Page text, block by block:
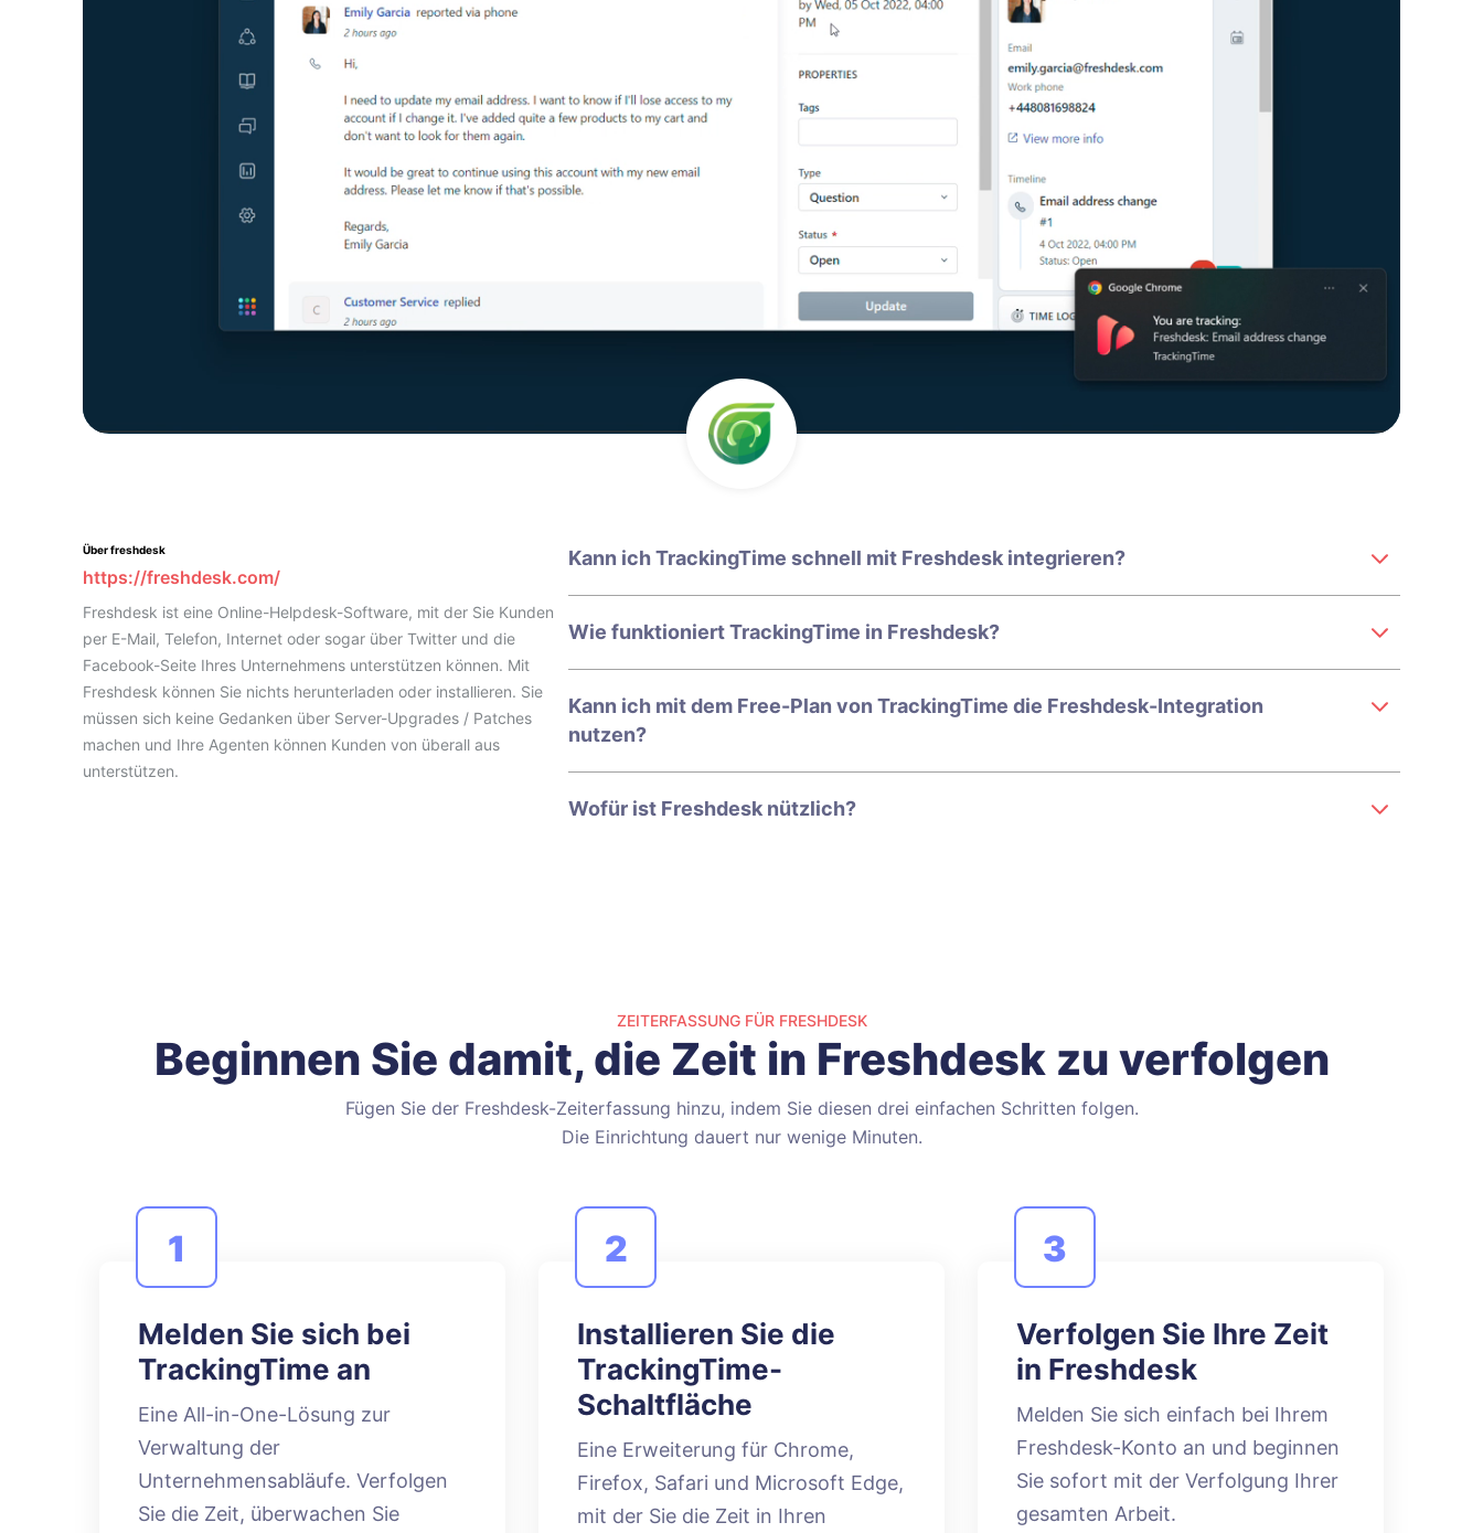
Über freshdesk
https://freshdesk.com/
Freshdesk ist eine Online-Helpdesk-Software, mit der Sie Kunden
per E-Mail, Telefon, Internet oder sogar über Twitter und die
Facebook-Seite Ihres Unternehmens unterstützen können. Mit
Freshdesk können Sie nichts herunterladen oder installieren. Sie
müssen sich keine Gedanken über Server-Upgrades / Patches
machen und Ihre Agenten können Kunden von überall aus
unterstützen.
Kann ich TrackingTime schnell mit Freshdesk integrieren?
Wie funktioniert TrackingTime in Freshdesk?
Kann ich mit dem Free-Plan von TrackingTime die Freshdesk-Integration
nutzen?
Wofür ist Freshdesk nützlich?
ZEITERFASSUNG FÜR FRESHDESK
Beginnen Sie damit, die Zeit in Freshdesk zu verfolgen
Fügen Sie der Freshdesk-Zeiterfassung hinzu, indem Sie diesen drei einfachen Schritten folgen.
Die Einrichtung dauert nur wenige Minuten.
1
Melden Sie sich bei
TrackingTime an
Eine All-in-One-Lösung zur
Verwaltung der
Unternehmensabläufe. Verfolgen
Sie die Zeit, überwachen Sie
2
Installieren Sie die
TrackingTime-
Schaltfläche
Eine Erweiterung für Chrome,
Firefox, Safari und Microsoft Edge,
mit der Sie die Zeit in Ihren
3
Verfolgen Sie Ihre Zeit
in Freshdesk
Melden Sie sich einfach bei Ihrem
Freshdesk-Konto an und beginnen
Sie sofort mit der Verfolgung Ihrer
gesamten Arbeit.